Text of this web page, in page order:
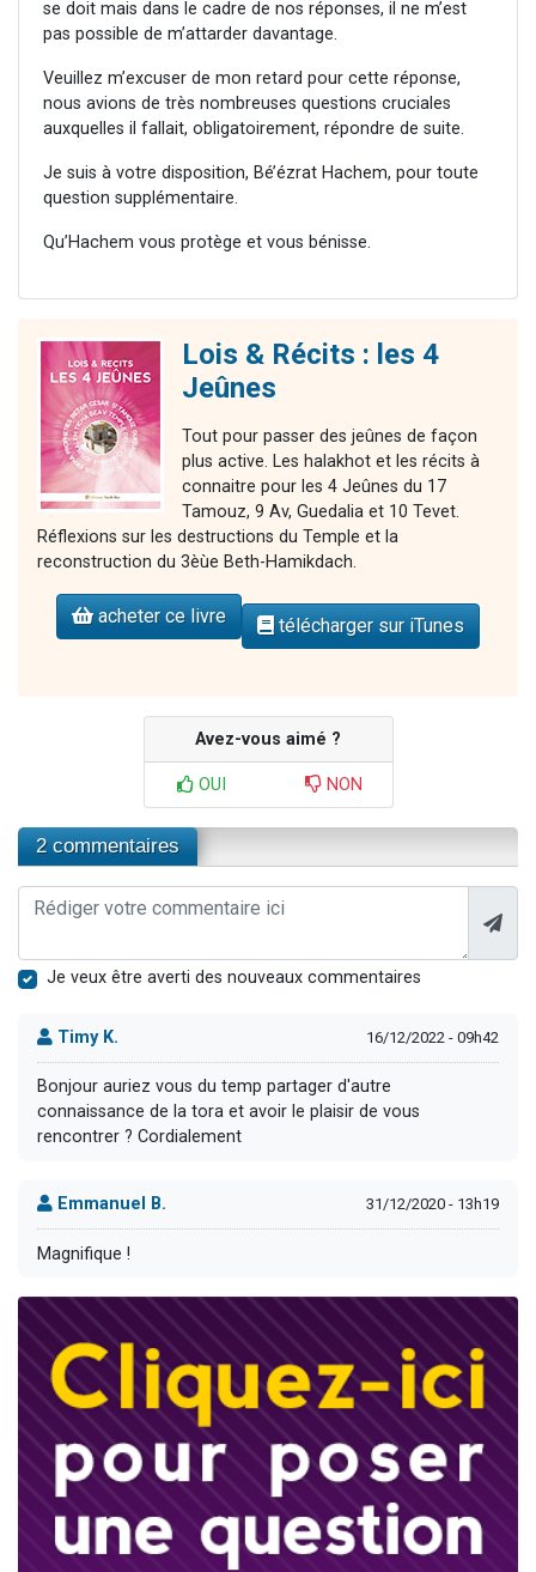
se doit mais dans le cadre de nos réponses, il ne m’est
pas possible de m’attarder davantage.
Veuillez m’excuser de mon retard pour cette réponse,
nous avions de très nombreuses questions cruciales
auxquelles il fallait, obligatoirement, répondre de suite.
Je suis à votre disposition, Bé’ézrat Hachem, pour toute
question supplémentaire.
Qu’Hachem vous protège et vous bénisse.
Lois & Récits : les 4
Jeûnes
Tout pour passer des jeûnes de façon
plus active. Les halakhot et les récits à
connaitre pour les 4 Jeûnes du 17
Tamouz, 9 Av, Guedalia et 10 Tevet.
Réflexions sur les destructions du Temple et la
reconstruction du 3èùe Beth-Hamikdach.
acheter ce livre télécharger sur iTunes
Avez-vous aimé ?
OUI NON
2 commentaires
Je veux être averti des nouveaux commentaires
Timy K. 16/12/2022 - 09h42
Bonjour auriez vous du temp partager d'autre
connaissance de la tora et avoir le plaisir de vous
rencontrer ? Cordialement
Emmanuel B. 31/12/2020 - 13h19
Magnifique !